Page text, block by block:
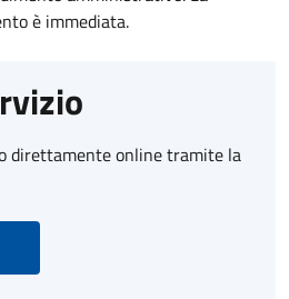
è immediata.
direttamente online tramite la